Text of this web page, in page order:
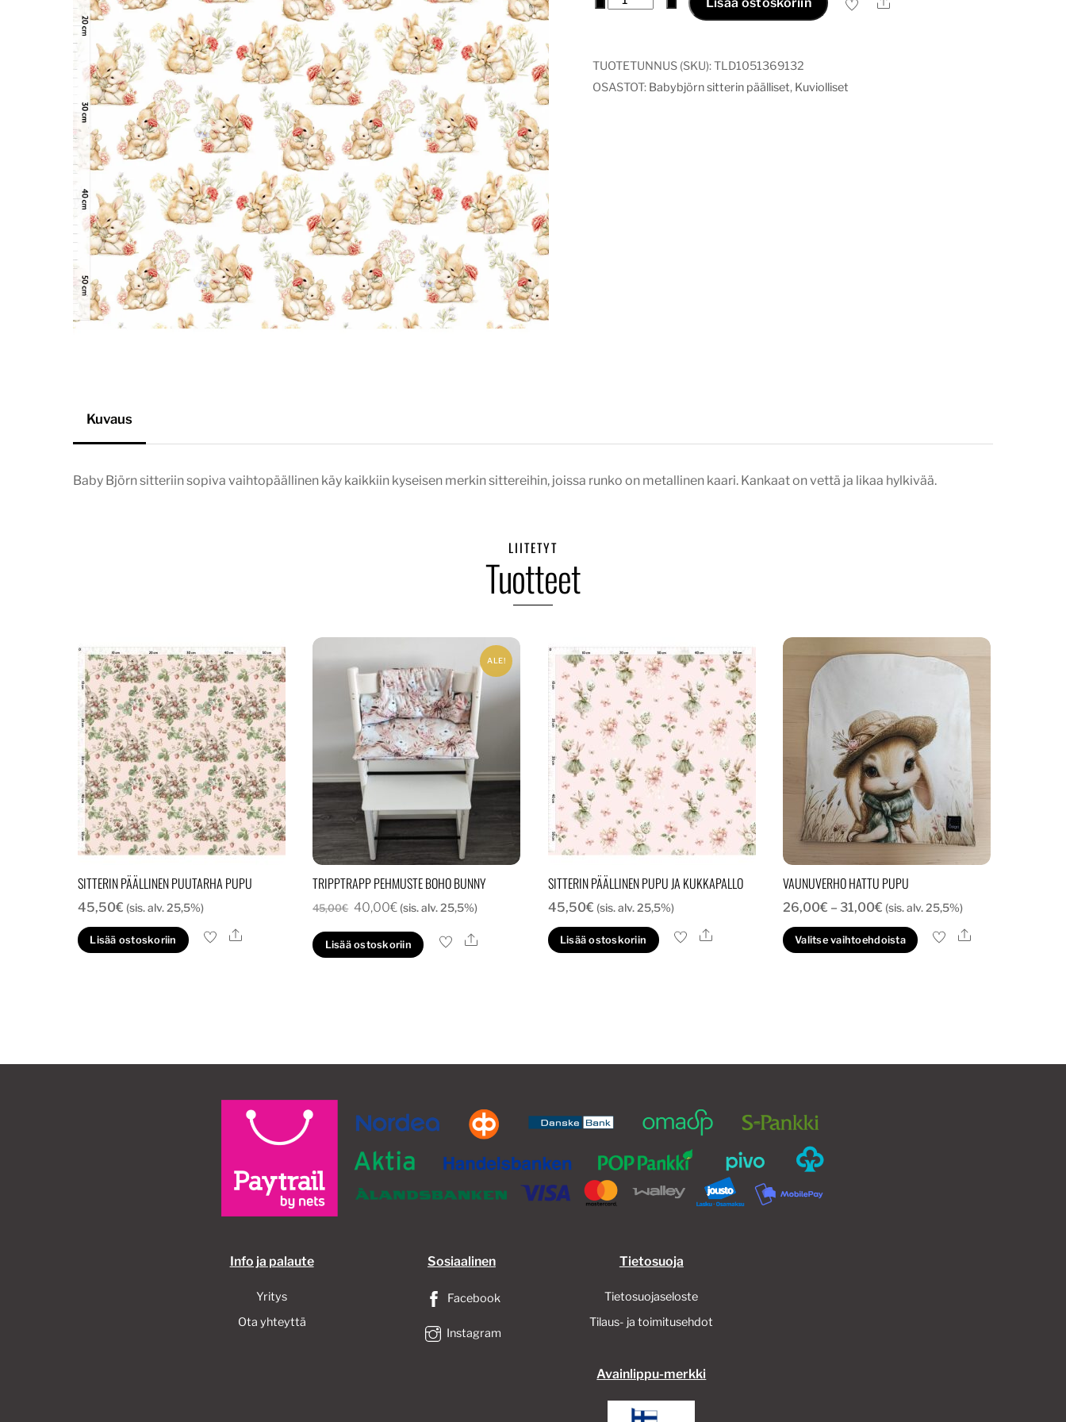
määrä
TUOTETUNNUS (SKU):TLD1051369132
OSASTOT: Babybjörn sitterin päälliset, Kuviolliset
Kuvaus
Baby Björn sitteriin sopiva vaihtopäällinen käy kaikkiin kyseisen merkin sittereihin, joissa runko on metallinen kaari. Kankaat on vettä ja likaa hylkivää.
LIITETYT
Tuotteet
SITTERIN PÄÄLLINEN PUUTARHA PUPU
45,50€ (sis. alv. 25,5%)
Lisää ostoskoriin Ale
ALE!
TRIPPTRAPP PEHMUSTE BOHO BUNNY
45,00€ Alkuperäinen
hinta
oli:
40,00€Nykyinen
hinta
on:
(sis. alv. 25,5%)
Lisää ostoskoriin Ale
SITTERIN PÄÄLLINEN PUPU JA KUKKAPALLO
45,50€ (sis. alv. 25,5%)
Lisää ostoskoriin Ale
VAUNUVERHO HATTU PUPU
26,00€ – 31,00€Hintaluokka:
26,00€
-
(sis. alv. 25,5%)
Valitse vaihtoehdoista
Tällä
tehdä
Ale
Info ja palaute
Yritys
Ota yhteyttä
Sosiaalinen
Facebook
Instagram
Tietosuoja
Tietosuojaseloste
Tilaus- ja toimitusehdot
Avainlippu-merkki